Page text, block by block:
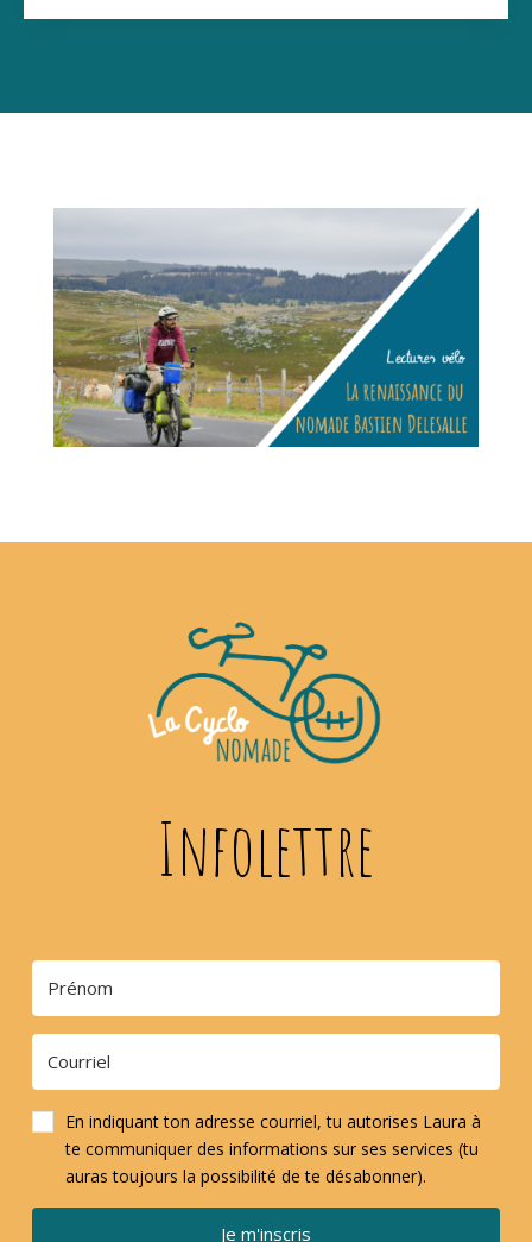
Infolettre
En indiquant ton adresse courriel, tu autorises Laura à
te communiquer des informations sur ses services (tu
auras toujours la possibilité de te désabonner).
Je m'inscris